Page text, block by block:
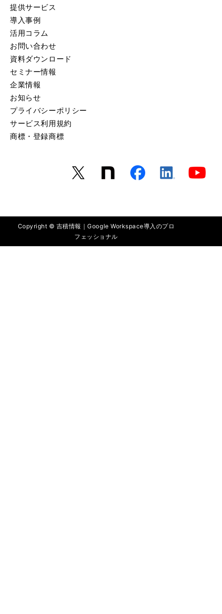
提供サービス
導入事例
活用コラム
お問い合わせ
資料ダウンロード
セミナー情報
企業情報
お知らせ
プライバシーポリシー
サービス利用規約
商標・登録商標
Copyright © 吉積情報｜Google Workspace導入のプロ
フェッショナル